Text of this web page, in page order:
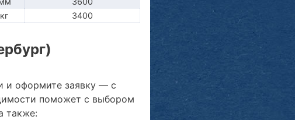
кг 3400
и оформите заявку — с
поможет с выбором
также: